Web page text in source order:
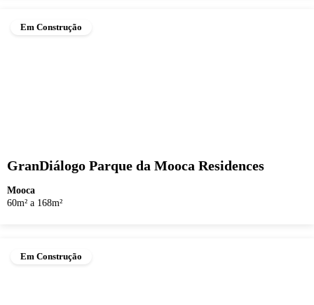
Em Construção
GranDiálogo Parque da Mooca Residences
Mooca
60m² a 168m²
Em Construção